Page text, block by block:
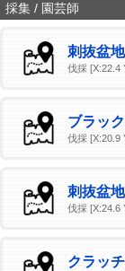
採集 / 園芸師
刺抜盆地
伐採 [X:22.4
ブラッ
伐採 [X:20.9
刺抜盆地
伐採 [X:24.6
クラッ